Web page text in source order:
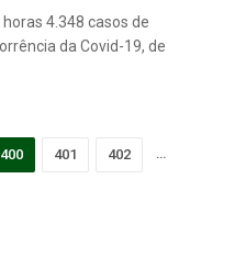
4.348 casos de
da Covid-19, de
400 401 402 …